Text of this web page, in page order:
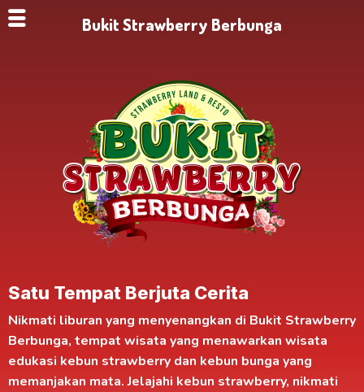
Nikmati liburan yang menyenangkan di Bukit Strawberry
Berbunga, tempat wisata yang menawarkan wisata
edukasi kebun strawberry dan kebun bunga yang
memanjakan mata. Jelajahi kebun strawberry, nikmati
Satu Tempat Berjuta Cerita
Bukit Strawberry Berbunga